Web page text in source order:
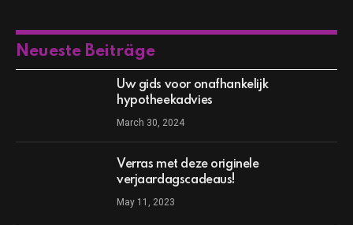
Neueste Beiträge
Uw gids voor onafhankelijk
hypotheekadvies
March 30, 2024
Verras met deze originele
verjaardagscadeaus!
May 11, 2023